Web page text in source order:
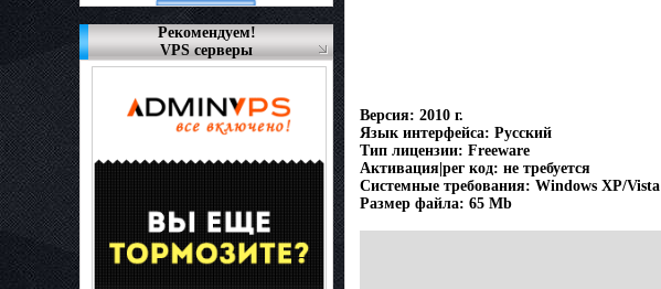
Рекомендуем!
VPS серверы
Версия: 2010 г.
Язык интерфейса: Русский
Тип лицензии: Freeware
Активация|рег код: не требуется
Системные требования: Windows XP/Vista
Размер файла: 65 Mb